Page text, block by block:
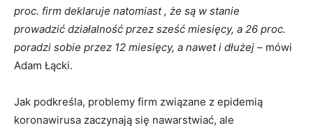
proc. firm deklaruje natomiast , że są w stanie
prowadzić działalność przez sześć miesięcy, a 26 proc.
poradzi sobie przez 12 miesięcy, a nawet i dłużej – mówi
Adam Łącki.
Jak podkreśla, problemy firm związane z epidemią
koronawirusa zaczynają się nawarstwiać, ale